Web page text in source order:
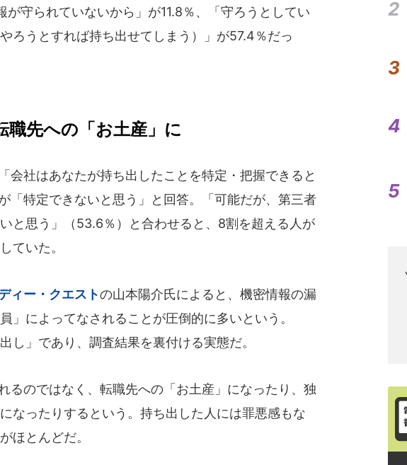
守られていないから」が11.8％、「守ろうとしてい
ろうとすれば持ち出せてしまう）」が57.4％だっ
職先への「お土産」に
会社はあなたが持ち出したことを特定・把握できると
「特定できないと思う」と回答。「可能だが、第三者
と思う」（53.6％）と合わせると、8割を超える人が
ていた。
ィー・クエストの山本陽介氏によると、機密情報の漏
」によってなされることが圧倒的に多いという。
し」であり、調査結果を裏付ける実態だ。
るのではなく、転職先への「お土産」になったり、独
なったりするという。持ち出した人には罪悪感もな
ほとんどだ。